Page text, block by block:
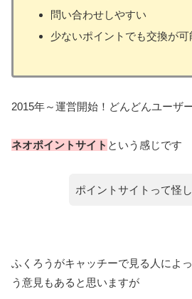
問い合わせしやすい
少ないポイントでも交換が可
2015年～運営開始！どんどんユーザ
ネオポイントサイト という感じです
ポイントサイトって怪
ふくろうがキャッチーで見る人によ
う意見もあると思いますが